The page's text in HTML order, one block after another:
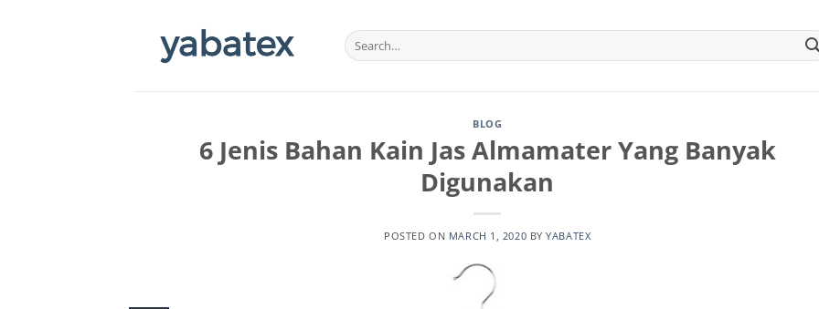
BLOG
6 Jenis Bahan Kain Jas Almamater Yang Banyak
Digunakan
POSTED ON MARCH 1, 2020 BYYABATEX